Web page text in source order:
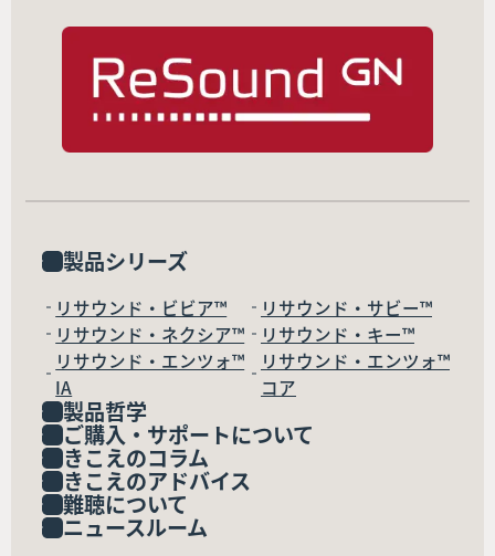
製品シリーズ
リサウンド・ビビア™
リサウンド・サビー™
リサウンド・ネクシア™
リサウンド・キー™
リサウンド・エンツォ™
IA
リサウンド・エンツォ™
コア
製品哲学
ご購入・サポートについて
きこえのコラム
きこえのアドバイス
難聴について
ニュースルーム